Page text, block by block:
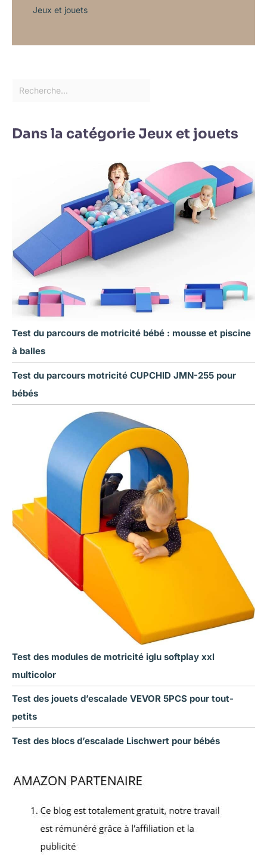
Jeux et jouets
Dans la catégorie Jeux et jouets
Test du parcours de motricité bébé : mousse et piscine
à balles
Test du parcours motricité CUPCHID JMN-255 pour
bébés
Test des modules de motricité iglu softplay xxl
multicolor
Test des jouets d’escalade VEVOR 5PCS pour tout-
petits
Test des blocs d’escalade Lischwert pour bébés